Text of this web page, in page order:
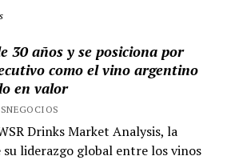
30 años y se posiciona por
como el vino argentino
en valor
Drinks Market Analysis, la
liderazgo global entre los vinos